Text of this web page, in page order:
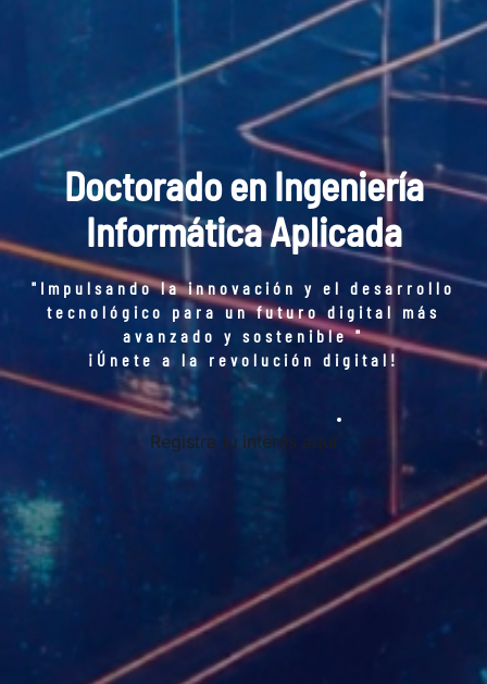
Doctorado en Ingeniería
Informática Aplicada
"Impulsando la innovación y el desarrollo
tecnológico para un futuro digital más
avanzado y sostenible "
¡Únete a la revolución digital!
Registra tu interés aquí